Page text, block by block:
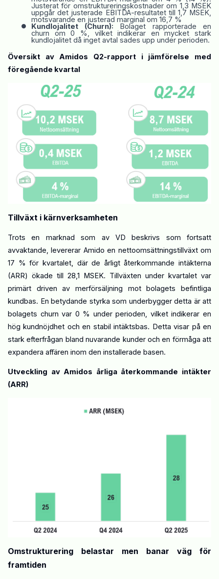
Justerat för omstruktureringskostnader om 1,3 MSEK
uppgår det justerade EBITDA-resultatet till 1,7 MSEK,
motsvarande en justerad marginal om 16,7 %
• Kundlojalitet (Churn): Bolaget rapporterade en
churn om 0 %, vilket indikerar en mycket stark
kundlojalitet då inget avtal sades upp under perioden.
Översikt av Amidos Q2-rapport i jämförelse med
föregående kvartal
Tillväxt i kärnverksamheten
Trots en marknad som av VD beskrivs som fortsatt
avvaktande, levererar Amido en nettoomsättningstillväxt om
17 % för kvartalet, där de årligt återkommande intäkterna
(ARR) ökade till 28,1 MSEK. Tillväxten under kvartalet var
primärt driven av merförsäljning mot bolagets befintliga
kundbas. En betydande styrka som underbygger detta är att
bolagets churn var 0 % under perioden, vilket indikerar en
hög kundnöjdhet och en stabil intäktsbas. Detta visar på en
stark efterfrågan bland nuvarande kunder och en förmåga att
expandera affären inom den installerade basen.
Utveckling av Amidos årliga återkommande intäkter
(ARR)
Omstrukturering belastar men banar väg för
framtiden